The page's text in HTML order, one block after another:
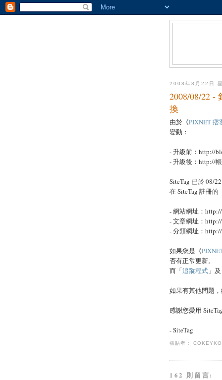
2008年8月22日
2008/08/22 -
換
由於《PIXNET 痞
變動：
- 升級前：http://
- 升級後：http://
SiteTag 已於 08/
在 SiteTag 註冊
- 網站網址：
- 文章網址：
- 分類網址：
如果您是《
否有正常更新。
而「追蹤程式 」
如果有其他問題
感謝您愛用
- SiteTag
張貼者：COKEYKO
162 則留言: